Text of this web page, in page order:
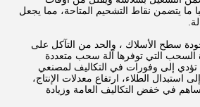
ما يتضمن نقاط التشحيم المتاحة، مما يجعل
سطح الأسلاك ، والحد من التآكل على
السحب التي توفرها آلة سحب متعددة
تؤدي إلى وفورات في التكاليف لمصنعي
استبدال الطلاء، ارتفاع معدلات الإنتاج،
في خفض التكاليف العامة وزيادة